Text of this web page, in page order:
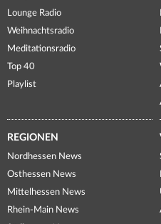
Lounge Radio
Weihnachtsradio
Meditationsradio
Top 40
Playlist
REGIONEN
Nordhessen News
Osthessen News
Mittelhessen News
Rhein-Main News